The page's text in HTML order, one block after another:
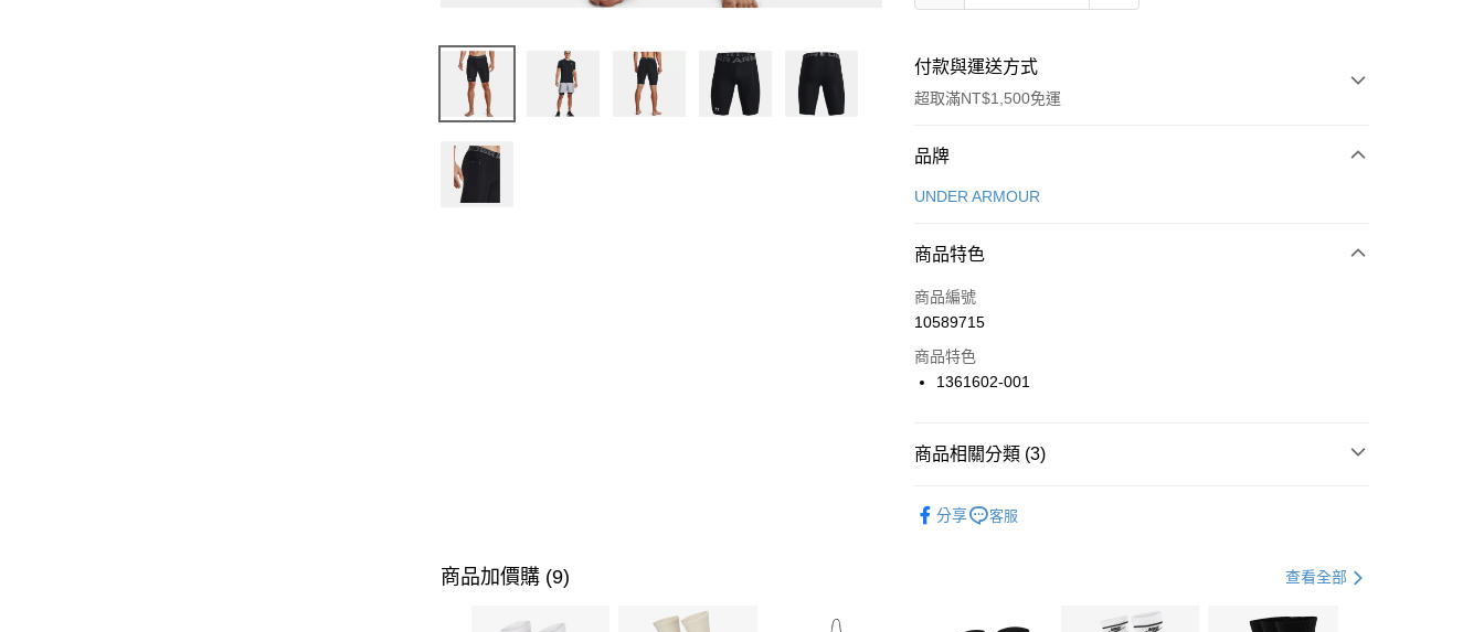
付款與運送方式
超取滿NT$1,500免運
付款方式
信用卡一次付款
合作金庫商業銀行
華南商業銀行
上海商業儲蓄銀行
國泰世華商業銀行
聯邦商業銀行
台新國際商業銀行
LINE Pay
Apple Pay
【關於「AFTEE先享後付」】
３．安心：先確認商品／服務後，再付款。
品牌
UNDER ARMOUR
商品特色
商品編號
10589715
商品特色
1361602-001
商品相關分類 (3)
分享 客服
商品加價購 (9) 查看全部